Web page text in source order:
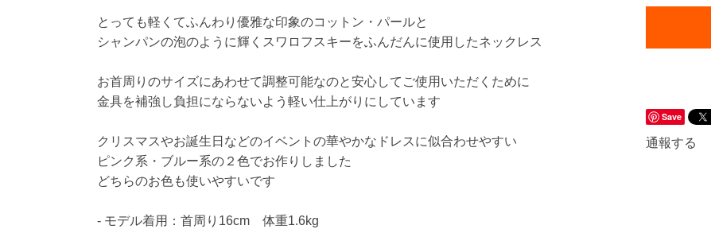
とっても軽くてふんわり優雅な印象のコットン・パールと
シャンパンの泡のように輝くスワロフスキーをふんだんに使用したネックレス
お首周りのサイズにあわせて調整可能なのと安心してご使用いただくために
金具を補強し負担にならないよう軽い仕上がりにしています
クリスマスやお誕生日などのイベントの華やかなドレスに似合わせやすい
ピンク系・ブルー系の２色でお作りしました
どちらのお色も使いやすいです
- モデル着用：首周り16cm 体重1.6kg
Save
通報する